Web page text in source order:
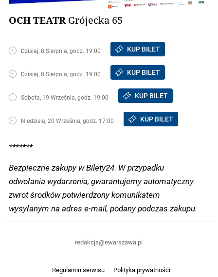
OCH TEATRGrójecka 65
Dzisiaj, 8 Sierpnia, godz. 19:00 KUP BILET
Dzisiaj, 8 Sierpnia, godz. 19:00 KUP BILET
Sobota, 19 Września, godz. 19:00 KUP BILET
Niedziela, 20 Września, godz. 17:00 KUP BILET
*******
Bezpieczne zakupy w Bilety24. W przypadku
odwołania wydarzenia, gwarantujemy automatyczny
zwrot środków potwierdzony komunikatem
wysyłanym na adres e-mail, podany podczas zakupu.
Regulamin serwisu
Polityka prywatności
redakcja@ewarszawa.pl